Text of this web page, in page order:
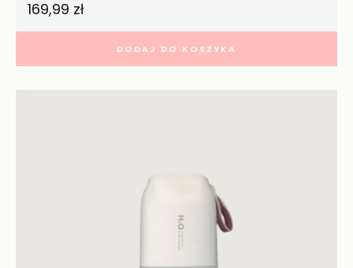
169,99 zł
DODAJ DO KOSZYKA